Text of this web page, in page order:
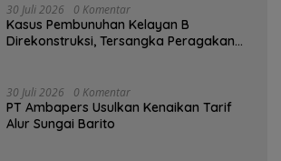
30 Juli 2026 0 Komentar
Kasus Pembunuhan Kelayan B
Direkonstruksi, Tersangka Peragakan
30 Juli 2026 0 Komentar
PT Ambapers Usulkan Kenaikan Tarif
Alur Sungai Barito